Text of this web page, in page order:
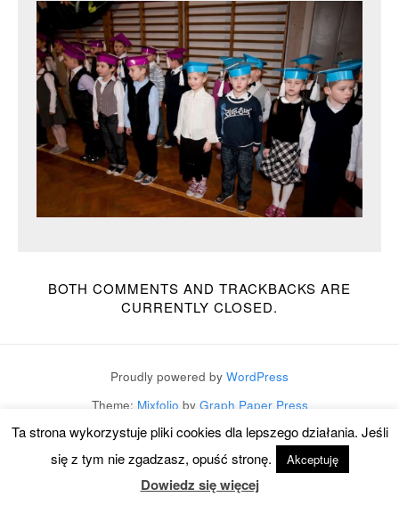
BOTH COMMENTS AND TRACKBACKS ARE
CURRENTLY CLOSED.
Proudly powered by WordPress
Theme: Mixfolio by Graph Paper Press
Ta strona wykorzystuje pliki cookies dla lepszego działania. Jeśli
się z tym nie zgadzasz, opuść stronę.
Akceptuję
Dowiedz się więcej